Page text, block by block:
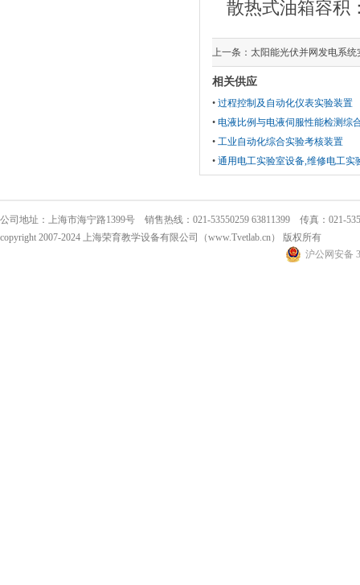
散热式油箱容积
上一条： 太阳能光伏并网发电系统
相关供应
• 过程控制及自动化仪表实验装置
• 电液比例与电液伺服性能检测综
• 工业自动化综合实验考核装置
• 通用电工实验室设备,维修电工实
公司地址：上海市海宁路1399号 销售热线：021-53550259 63811399 传真：021-
copyright 2007-2024 上海荣育教学设备有限公司（www.Tvetlab.cn） 版权所有
沪公网安备